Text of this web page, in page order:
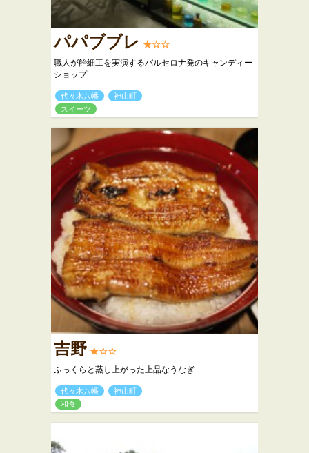
パパブブレ ★☆☆
職人が飴細工を実演するバルセロナ発のキャンディー
ショップ
代々木八幡
神山町
スイーツ
吉野 ★☆☆
ふっくらと蒸し上がった上品なうなぎ
代々木八幡
神山町
和食